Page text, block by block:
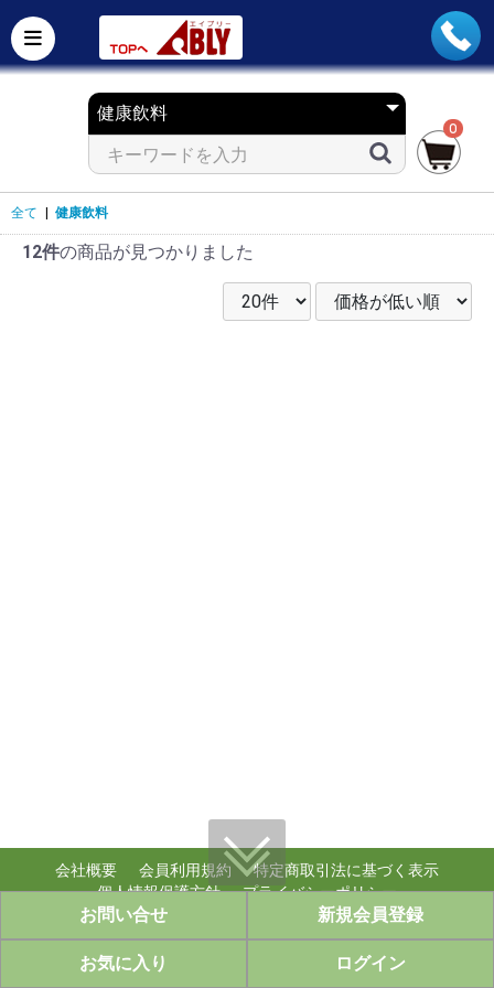
0
全て 健康飲料
12件の商品が見つかりました
会社概要 会員利用規約
特定商取引法に基づく表示
個人情報保護方針
プライバシーポリシー
個人情報のお取り扱い
copyright (c) ably,inc. WebShop all rights reserved.
お問い合せ 新規会員登録
お気に入り ログイン